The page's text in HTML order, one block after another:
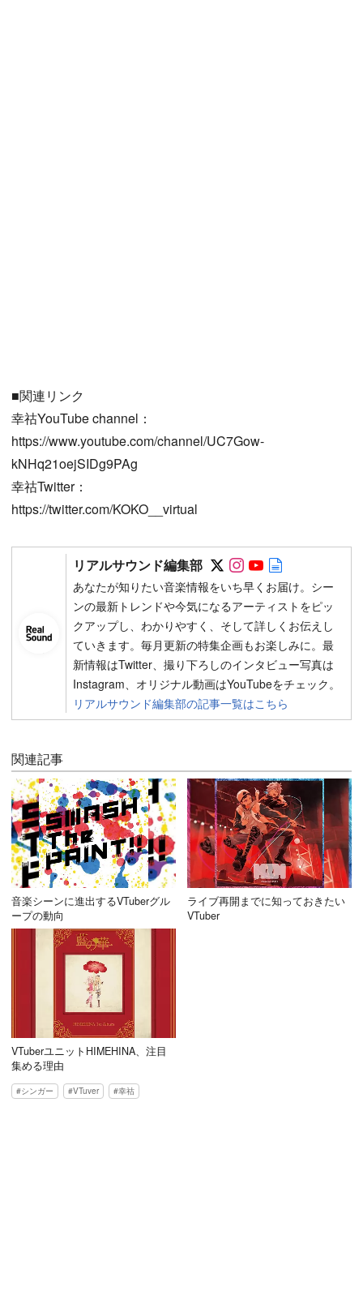
■関連リンク
幸祜YouTube channel：
https://www.youtube.com/channel/UC7Gow-
kNHq21oejSIDg9PAg
幸祜Twitter：
https://twitter.com/KOKO__virtual
リアルサウンド編集部 Follow on SNS
Follow on SNS
Follow on
あなたが知りたい音楽情報をいち早くお届け。シー
ンの最新トレンドや今気になるアーティストをピッ
クアップし、わかりやすく、そして詳しくお伝えし
ていきます。毎月更新の特集企画もお楽しみに。最
新情報はTwitter、撮り下ろしのインタビュー写真は
Instagram、オリジナル動画はYouTubeをチェック。
リアルサウンド編集部の記事一覧はこちら
関連記事
音楽シーンに進出するVTuberグル
ープの動向
ライブ再開までに知っておきたい
VTuber
VTuberユニットHIMEHINA、注目
集める理由
シンガー VTuver 幸祜